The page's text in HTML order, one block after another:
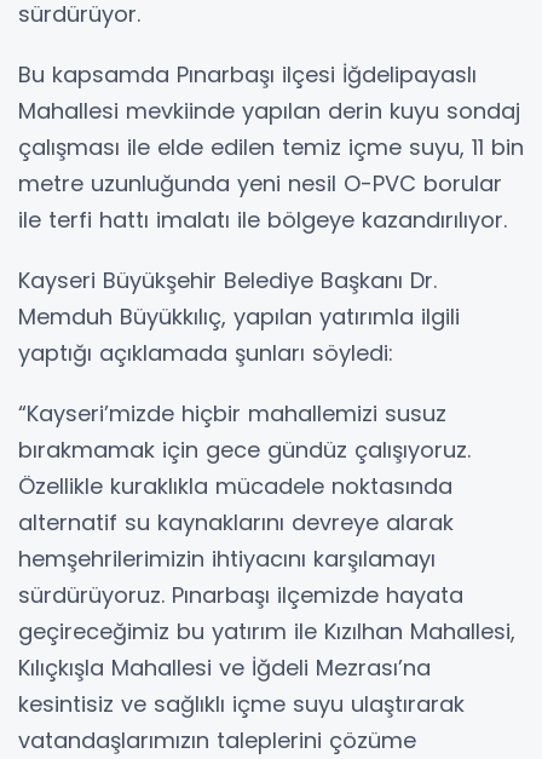
sürdürüyor.
Bu kapsamda Pınarbaşı ilçesi İğdelipayaslı
Mahallesi mevkiinde yapılan derin kuyu sondaj
çalışması ile elde edilen temiz içme suyu, 11 bin
metre uzunluğunda yeni nesil O-PVC borular
ile terfi hattı imalatı ile bölgeye kazandırılıyor.
Kayseri Büyükşehir Belediye Başkanı Dr.
Memduh Büyükkılıç, yapılan yatırımla ilgili
yaptığı açıklamada şunları söyledi:
“Kayseri’mizde hiçbir mahallemizi susuz
bırakmamak için gece gündüz çalışıyoruz.
Özellikle kuraklıkla mücadele noktasında
alternatif su kaynaklarını devreye alarak
hemşehrilerimizin ihtiyacını karşılamayı
sürdürüyoruz. Pınarbaşı ilçemizde hayata
geçireceğimiz bu yatırım ile Kızılhan Mahallesi,
Kılıçkışla Mahallesi ve İğdeli Mezrası’na
kesintisiz ve sağlıklı içme suyu ulaştırarak
vatandaşlarımızın taleplerini çözüme